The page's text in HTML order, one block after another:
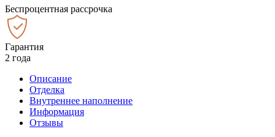
Беспроцентная рассрочка
Гарантия
2 года
Описание
Отделка
Внутреннее наполнение
Информация
Отзывы